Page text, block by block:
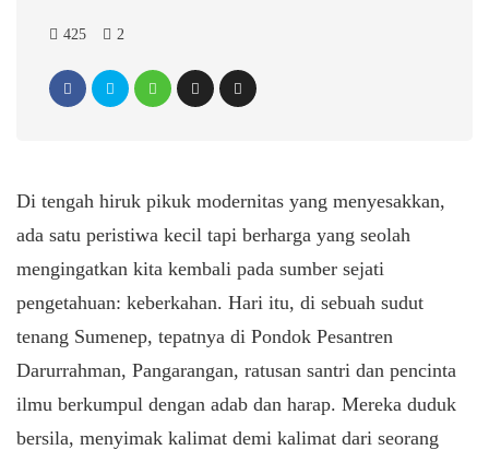
425 2
Di tengah hiruk pikuk modernitas yang menyesakkan,
ada satu peristiwa kecil tapi berharga yang seolah
mengingatkan kita kembali pada sumber sejati
pengetahuan: keberkahan. Hari itu, di sebuah sudut
tenang Sumenep, tepatnya di Pondok Pesantren
Darurrahman, Pangarangan, ratusan santri dan pencinta
ilmu berkumpul dengan adab dan harap. Mereka duduk
bersila, menyimak kalimat demi kalimat dari seorang